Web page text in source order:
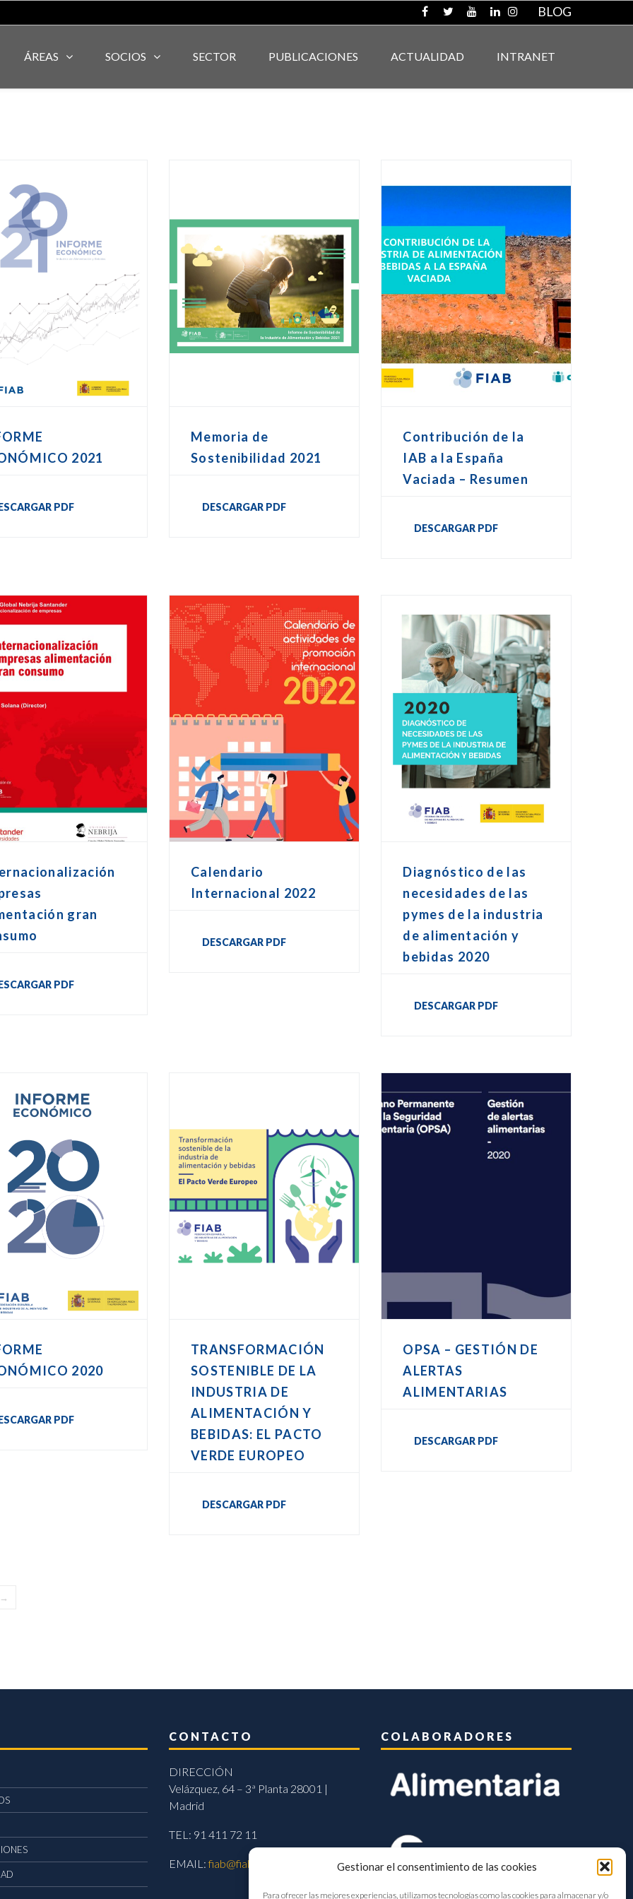
Gestionar el consentimiento de las cookies
Para ofrecer las mejores experiencias, utilizamos tecnologías como las cookies para almacenar y/o
BLOG
ÁREAS SOCIOS SECTOR PUBLICACIONES ACTUALIDAD INTRANET
2021
PDF
Memoria de
Sostenibilidad 2021
DESCARGAR PDF
Contribución de la
IAB a la España
Vaciada – Resumen
DESCARGAR PDF
gran
PDF
Calendario
Internacional 2022
DESCARGAR PDF
Diagnóstico de las
necesidades de las
pymes de la industria
de alimentación y
bebidas 2020
DESCARGAR PDF
2020
PDF
TRANSFORMACIÓN
SOSTENIBLE DE LA
INDUSTRIA DE
ALIMENTACIÓN Y
BEBIDAS: EL PACTO
VERDE EUROPEO
DESCARGAR PDF
OPSA – GESTIÓN DE
ALERTAS
ALIMENTARIAS
DESCARGAR PDF
→
CONTACTO
DIRECCIÓN
Velázquez, 64 – 3ª Planta 28001 |
Madrid
TEL: 91 411 72 11
EMAIL:fiab@fiab.es
COLABORADORES